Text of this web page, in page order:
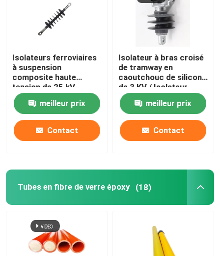
Isolateurs ferroviaires
à suspension
composite haute
tension de 25 kV
meilleur prix
Contact
Isolateur à bras croisé
de tramway en
caoutchouc de silicone
de 3 KV / Isolateur
ferroviaire
meilleur prix
Contact
Tubes en fibre de verre époxy (18)